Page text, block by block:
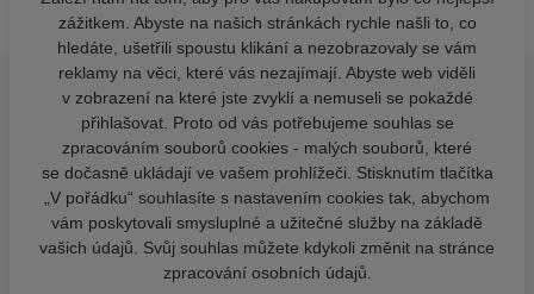
zážitkem. Abyste na našich stránkách rychle našli to, co
hledáte, ušetřili spoustu klikání a nezobrazovaly se vám
reklamy na věci, které vás nezajímají. Abyste web viděli
v zobrazení na které jste zvyklí a nemuseli se pokaždé
přihlašovat. Proto od vás potřebujeme souhlas se
zpracováním souborů cookies - malých souborů, které
se dočasně ukládají ve vašem prohlížeči. Stisknutím tlačítka
„V pořádku“ souhlasíte s nastavením cookies tak, abychom
vám poskytovali smysluplné a užitečné služby na základě
vašich údajů. Svůj souhlas můžete kdykoli změnit na stránce
zpracování osobních údajů.